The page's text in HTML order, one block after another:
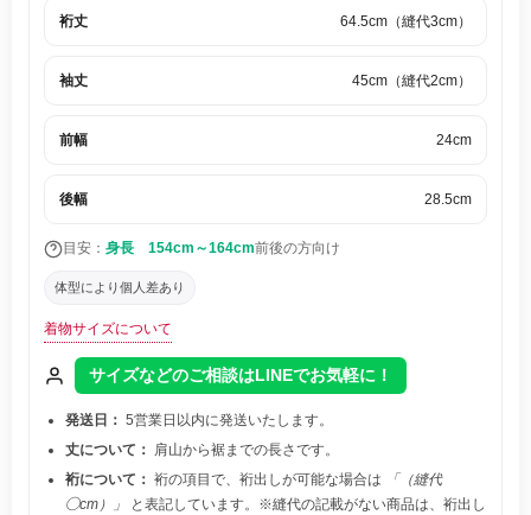
裄丈 64.5cm（縫代3cm）
袖丈 45cm（縫代2cm）
前幅 24cm
後幅 28.5cm
目安： 身長 154cm～164cm前後の方向け
体型により個人差あり
着物サイズについて
サイズなどのご相談はLINEでお気軽に！
発送日： 5営業日以内に発送いたします。
丈について： 肩山から裾までの長さです。
裄について： 裄の項目で、裄出しが可能な場合は
「（縫代
◯cm）」
と表記しています。※縫代の記載がない商品は、裄出し